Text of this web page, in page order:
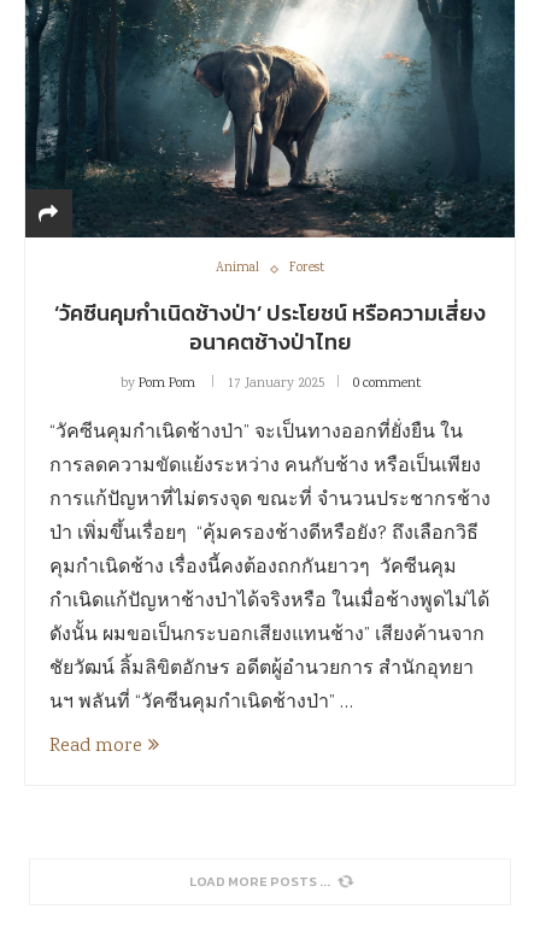
Animal Forest
‘วัคซีนคุมกำเนิดช้างป่า’ ประโยชน์ หรือความเสี่ยง
อนาคตช้างป่าไทย
byPom Pom 17 January 2025 0 comment
“วัคซีนคุมกำเนิดช้างป่า” จะเป็นทางออกที่ยั่งยืน ใน
การลดความขัดแย้งระหว่าง คนกับช้าง หรือเป็นเพียง
การแก้ปัญหาที่ไม่ตรงจุด ขณะที่ จำนวนประชากรช้าง
ป่า เพิ่มขึ้นเรื่อยๆ “คุ้มครองช้างดีหรือยัง? ถึงเลือกวิธี
คุมกำเนิดช้าง เรื่องนี้คงต้องถกกันยาวๆ วัคซีนคุม
กำเนิดแก้ปัญหาช้างป่าได้จริงหรือ ในเมื่อช้างพูดไม่ได้
ดังนั้น ผมขอเป็นกระบอกเสียงแทนช้าง” เสียงค้านจาก
ชัยวัฒน์ ลิ้มลิขิตอักษร อดีตผู้อำนวยการ สำนักอุทยา
นฯ พลันที่ “วัคซีนคุมกำเนิดช้างป่า” …
Read more
LOAD MORE POSTS